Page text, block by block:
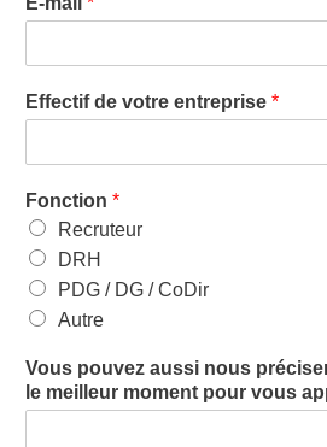
Effectif de votre entreprise *
Fonction *
Recruteur
DRH
PDG / DG / CoDir
Autre
Vous pouvez aussi nous
le meilleur moment pour vous